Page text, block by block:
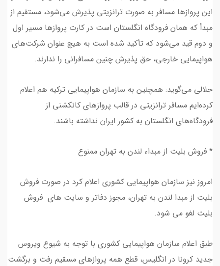
این پروازها مسافر به صورت ترانزیتی پذیرش می‌شود، ‌مستقیم از
مبدأ که همان فرودگاه انگلستان است در کارت ‌پروازها‌ مسیر اول
و دوم قید می‌شود که تأکید شده است به هیچ عنوان شرکت‌های
هواپیمایی خارجی، حق پذیرش چنین مسافرانی را ندارند.
جلالی می‌گوید: همچنین به سازمان هواپیمایی ترکیه هم اعلام
کرده‌ایم مسافر ترانز‌یتی در قالب پروازهای کانکشنی از
فرودگاه‌های انگلستان به کشور ایران نداشته باشند.
* فروش بلیت از مبداء لندن به تهران ممنوع
امروز نیز سازمان هواپیمایی کشوری اعلام کرد در صورت فروش
بلیت از مبدا لندن به تهران، مجوز دفاتر و سایت های فروش
بلیت لغو می شود.
طبق اعلام سازمان هواپیمایی کشوری با توجه به شیوع ویروس
جدید کرونا در انگلیس، قطع همه پروازهای مسقیم رفت و برگشت